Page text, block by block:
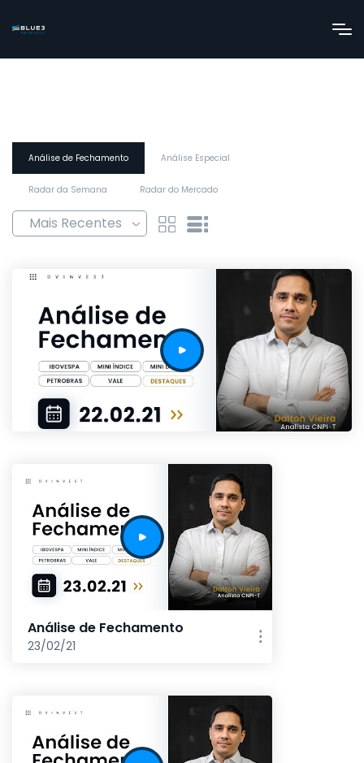
Análise de Fechamento Análise Especial
Radar da Semana Radar do Mercado
Análise de Fechamento
23/02/21